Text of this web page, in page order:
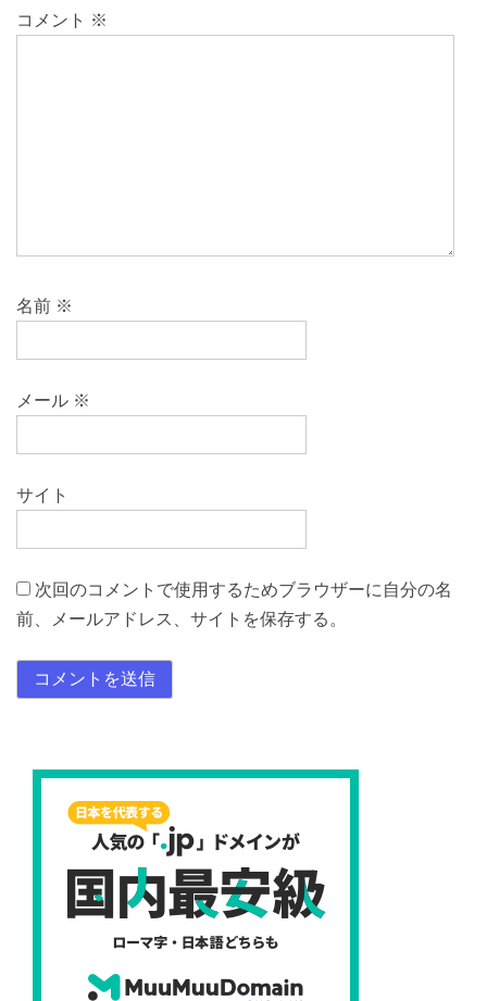
コメント ※
名前 ※
メール ※
サイト
次回のコメントで使用するためブラウザーに自分の名
前、メールアドレス、サイトを保存する。